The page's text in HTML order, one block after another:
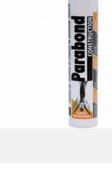
Parabond joint sealant